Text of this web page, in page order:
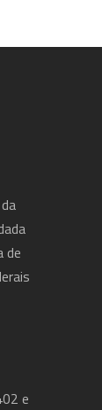
de
e